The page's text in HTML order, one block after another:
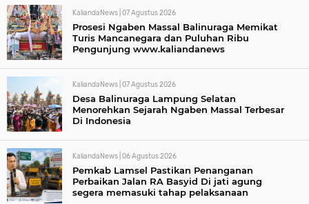
KaliandaNews | 07 Agustus 2026
Prosesi Ngaben Massal Balinuraga Memikat
Turis Mancanegara dan Puluhan Ribu
Pengunjung www.kaliandanews
KaliandaNews | 07 Agustus 2026
Desa Balinuraga Lampung Selatan
Menorehkan Sejarah Ngaben Massal Terbesar
Di Indonesia
KaliandaNews | 06 Agustus 2026
Pemkab Lamsel Pastikan Penanganan
Perbaikan Jalan RA Basyid Di jati agung
segera memasuki tahap pelaksanaan